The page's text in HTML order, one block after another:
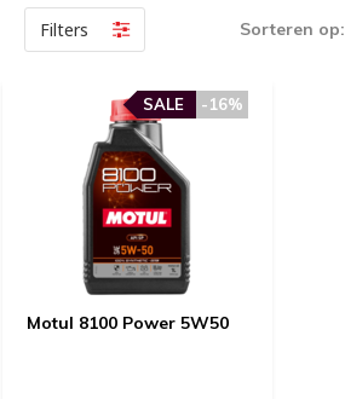
Filters Sorteren op:
Motul 8100 Power 5W50
-16%
SALE